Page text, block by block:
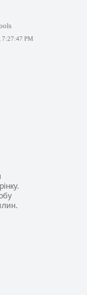
7:27:47 PM